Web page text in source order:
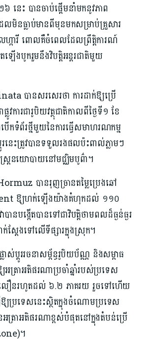
នេះ បានចាប់ផ្តើមនាំមកនូវភាព
លមិនធ្លាប់មានពីមុនមកសម្រាប់គ្រួសារ
ការី ពោលគឺចំពេលដែលព្រឹត្តិការណ៍
ើងបូករួមនឹងវិបត្តិអន្តរជាតិមួយ
បានសរសេរថា ការដាក់ឱ្យប្រើ
វការជារូបិយវត្ថុជាតិកាលពីថ្ងៃទី១ ខែ
ើកទំព័រថ្មីមួយនៃការធ្វើសមាហរណកម្ម
តូរនេះត្រូវបានទទួលរងផលប៉ះពាល់ភ្លាមៗ
ត្រនយោបាយនៅមជ្ឈិមបូព៌ា។
បានរុញច្រានតម្លៃប្រេងឆៅ
ឱ្យហក់ឡើងយ៉ាងគំហុកដល់ ១១០
ានបង្កើតបានទៅជាវិបត្តិថាមពលដ៏ធ្ងន់ធ្ងរ
ស្តែងទៅលើទីផ្សារក្នុងស្រុក។
លាស់ប្តូររចនាសម្ព័ន្ធរូបិយប័ណ្ណ និងសម្ពាធ
យអត្រាអតិផរណាប្រចាំឆ្នាំរបស់ប្រទេស
លឿនរហូតដល់ ៦.២ ភាគរយ រួចទៅហើយ
យប្រទេសនេះស្ថិតក្នុងចំណោមប្រទេស
ត្រាអតិផរណាខ្ពស់បំផុតនៅក្នុងតំបន់ប្រើ
។